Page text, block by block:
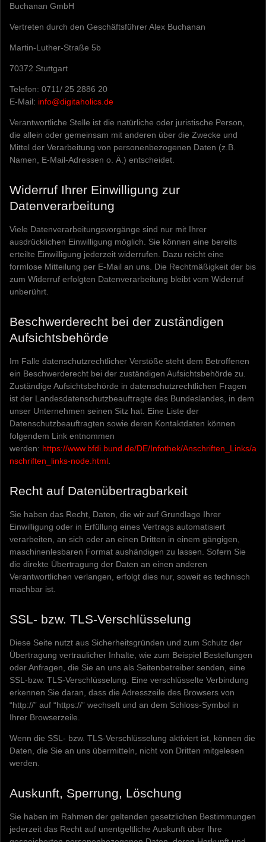
Buchanan GmbH
Vertreten durch den Geschäftsführer Alex Buchanan
Martin-Luther-Straße 5b
70372 Stuttgart
Telefon: 0711/ 25 2886 20
E-Mail: info@digitaholics.de
Verantwortliche Stelle ist die natürliche oder juristische Person,
die allein oder gemeinsam mit anderen über die Zwecke und
Mittel der Verarbeitung von personenbezogenen Daten (z.B.
Namen, E-Mail-Adressen o. Ä.) entscheidet.
Widerruf Ihrer Einwilligung zur
Datenverarbeitung
Viele Datenverarbeitungsvorgänge sind nur mit Ihrer
ausdrücklichen Einwilligung möglich. Sie können eine bereits
erteilte Einwilligung jederzeit widerrufen. Dazu reicht eine
formlose Mitteilung per E-Mail an uns. Die Rechtmäßigkeit der bis
zum Widerruf erfolgten Datenverarbeitung bleibt vom Widerruf
unberührt.
Beschwerderecht bei der zuständigen
Aufsichtsbehörde
Im Falle datenschutzrechtlicher Verstöße steht dem Betroffenen
ein Beschwerderecht bei der zuständigen Aufsichtsbehörde zu.
Zuständige Aufsichtsbehörde in datenschutzrechtlichen Fragen
ist der Landesdatenschutzbeauftragte des Bundeslandes, in dem
unser Unternehmen seinen Sitz hat. Eine Liste der
Datenschutzbeauftragten sowie deren Kontaktdaten können
folgendem Link entnommen
werden: https://www.bfdi.bund.de/DE/Infothek/Anschriften_Links/a
nschriften_links-node.html
Recht auf Datenübertragbarkeit
Sie haben das Recht, Daten, die wir auf Grundlage Ihrer
Einwilligung oder in Erfüllung eines Vertrags automatisiert
verarbeiten, an sich oder an einen Dritten in einem gängigen,
maschinenlesbaren Format aushändigen zu lassen. Sofern Sie
die direkte Übertragung der Daten an einen anderen
Verantwortlichen verlangen, erfolgt dies nur, soweit es technisch
machbar ist.
SSL- bzw. TLS-Verschlüsselung
Diese Seite nutzt aus Sicherheitsgründen und zum Schutz der
Übertragung vertraulicher Inhalte, wie zum Beispiel Bestellungen
oder Anfragen, die Sie an uns als Seitenbetreiber senden, eine
SSL-bzw. TLS-Verschlüsselung. Eine verschlüsselte Verbindung
erkennen Sie daran, dass die Adresszeile des Browsers von
“http://” auf “https://” wechselt und an dem Schloss-Symbol in
Ihrer Browserzeile.
Wenn die SSL- bzw. TLS-Verschlüsselung aktiviert ist, können die
Daten, die Sie an uns übermitteln, nicht von Dritten mitgelesen
werden.
Auskunft, Sperrung, Löschung
Sie haben im Rahmen der geltenden gesetzlichen Bestimmungen
jederzeit das Recht auf unentgeltliche Auskunft über Ihre